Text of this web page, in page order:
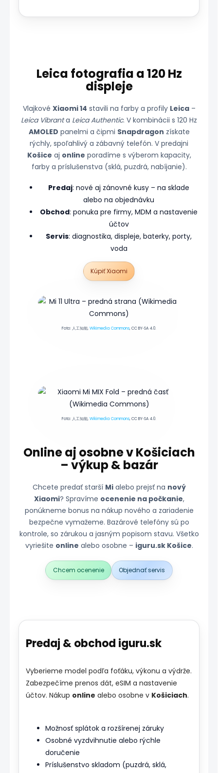
Leica fotografia a 120 Hz
displeje
Vlajkové Xiaomi 14 stavili na farby a profily Leica–
Leica Vibranta Leica Authentic. V kombinácii s 120 Hz
AMOLED panelmi a čipmi Snapdragon získate
rýchly, spoľahlivý a zábavný telefón. V predajni
Košice aj online poradíme s výberom kapacity,
farby a príslušenstva (sklá, puzdrá, nabíjanie).
Predaj: nové aj zánovné kusy – na sklade
alebo na objednávku
Obchod: ponuka pre firmy, MDM a nastavenie
účtov
Servis: diagnostika, displeje, baterky, porty,
voda
Kúpiť Xiaomi
Foto: 人工知能,Wikimedia Commons, CC BY‑SA 4.0.
Online aj osobne v Košiciach
– výkup & bazár
Chcete predať starší Mialebo prejsť na nový
Xiaomi? Spravíme ocenenie na počkanie,
ponúkneme bonus na nákup nového a zariadenie
bezpečne vymažeme. Bazárové telefóny sú po
kontrole, so zárukou a jasným popisom stavu. Všetko
vyriešite online alebo osobne – iguru.sk Košice.
Chcem ocenenie Objednať servis
Foto: 人工知能,Wikimedia Commons, CC BY‑SA 4.0.
Predaj & obchod iguru.sk
Vyberieme model podľa foťáku, výkonu a výdrže.
Zabezpečíme prenos dát, eSIM a nastavenie
účtov. Nákup online alebo osobne v Košiciach.
Možnosť splátok a rozšírenej záruky
Osobné vyzdvihnutie alebo rýchle
doručenie
Príslušenstvo skladom (puzdrá, sklá,